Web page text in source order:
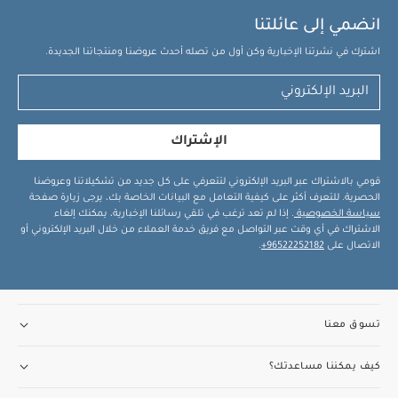
انضمي إلى عائلتنا
اشترك في نشرتنا الإخبارية وكن أول من تصله أحدث عروضنا ومنتجاتنا الجديدة.
الإشتراك
قومي بالاشتراك عبر البريد الإلكتروني لتتعرفي على كل جديد من تشكيلاتنا وعروضنا
الحصرية. للتعرف أكثر على كيفية التعامل مع البيانات الخاصة بك، يرجى زيارة صفحة
سياسة الخصوصية . إذا لم تعد ترغب في تلقي رسائلنا الإخبارية، يمكنك إلغاء
الاشتراك في أي وقت عبر التواصل مع فريق خدمة العملاء من خلال البريد الإلكتروني أو
الاتصال على 96522252182+
.
تسوق معنا
كيف يمكننا مساعدتك؟